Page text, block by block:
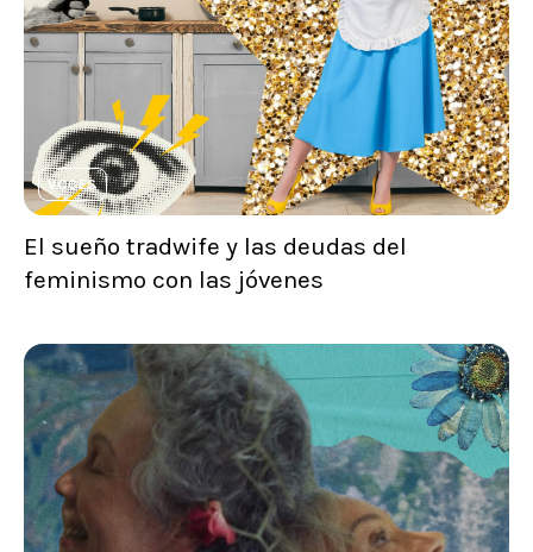
VOCES
El sueño tradwife y las deudas del
feminismo con las jóvenes